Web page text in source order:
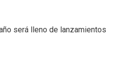
será lleno de lanzamientos